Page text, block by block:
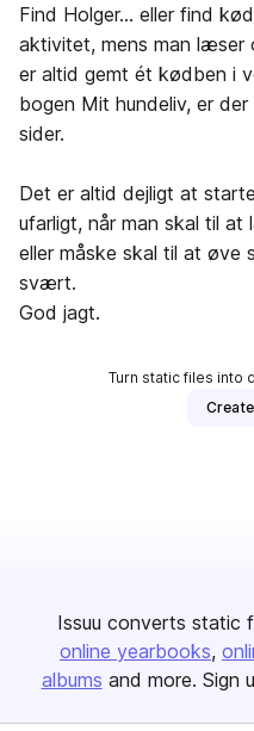
Find Holger… eller find
aktivitet, mens man læser
er altid gemt ét kødben i
bogen Mit hundeliv, er
sider.
Det er altid dejligt at
ufarligt, når man skal til
eller måske skal til at øve
svært.
God jagt.
Turn static files into
Issuu converts static
online yearbooks
albums and more. Sign